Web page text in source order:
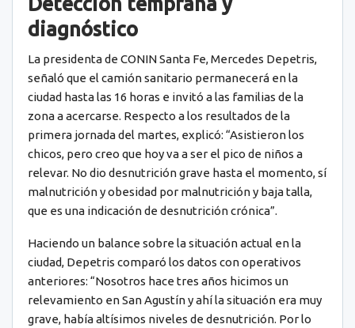
diagnóstico
La presidenta de CONIN Santa Fe, Mercedes Depetris,
señaló que el camión sanitario permanecerá en la
ciudad hasta las 16 horas e invitó a las familias de la
zona a acercarse. Respecto a los resultados de la
primera jornada del martes, explicó: “Asistieron los
chicos, pero creo que hoy va a ser el pico de niños a
relevar. No dio desnutrición grave hasta el momento, sí
malnutrición y obesidad por malnutrición y baja talla,
que es una indicación de desnutrición crónica”.
Haciendo un balance sobre la situación actual en la
ciudad, Depetris comparó los datos con operativos
anteriores: “Nosotros hace tres años hicimos un
relevamiento en San Agustín y ahí la situación era muy
grave, había altísimos niveles de desnutrición. Por lo